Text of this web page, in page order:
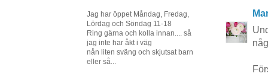
Jag har öppet Måndag, Fredag,
Lördag och Söndag 11-18
Ring gärna och kolla innan.... så
jag inte har åkt i väg
nån liten sväng och skjutsat barn
eller så...